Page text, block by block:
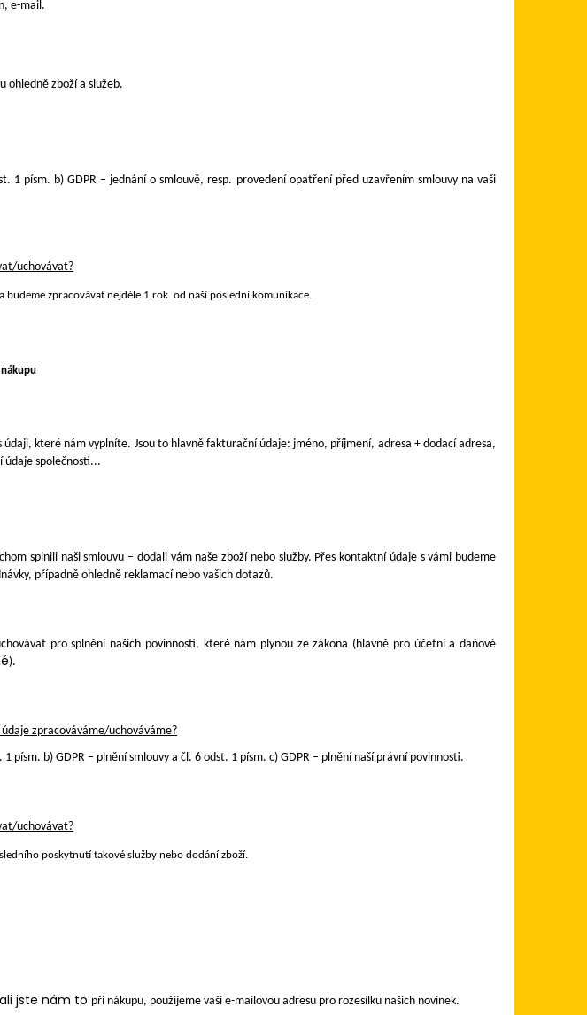
e-mail.
ohledně zboží a služeb.
1 písm. b) GDPR – jednání o smlouvě, resp. provedení opatření před uzavřením smlouvy na vaši
uchovávat?
budeme zpracovávat nejdéle 1 rok. od naší poslední komunikace.
údaji, které nám vyplníte. Jsou to hlavně fakturační údaje: jméno, příjmení, adresa + dodací adresa,
společnosti...
splnili naši smlouvu – dodali vám naše zboží nebo služby. Přes kontaktní údaje s vámi budeme
případně ohledně reklamací nebo vašich dotazů.
pro splnění našich povinností, které nám plynou ze zákona (hlavně pro účetní a daňové
).
zpracováváme/uchováváme?
písm. b) GDPR – plnění smlouvy a čl. 6 odst. 1 písm. c) GDPR – plnění naší právní povinnosti.
uchovávat?
poskytnutí takové služby nebo dodání zboží.
jste nám to při nákupu, použijeme vaši e-mailovou adresu pro rozesílku našich novinek.